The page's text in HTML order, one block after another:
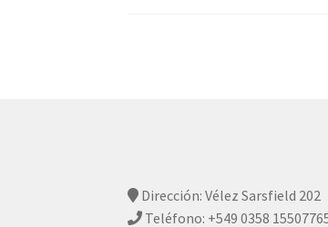
Dirección: Vélez Sarsfield 202
Teléfono: +549 0358